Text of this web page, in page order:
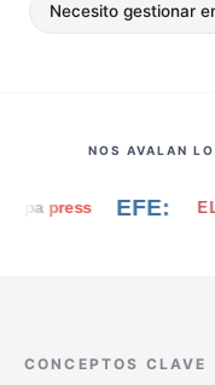
Necesito gestionar
NOS AVALAN
EFE: EL DEBATE
CONCEPTOS CLAVE